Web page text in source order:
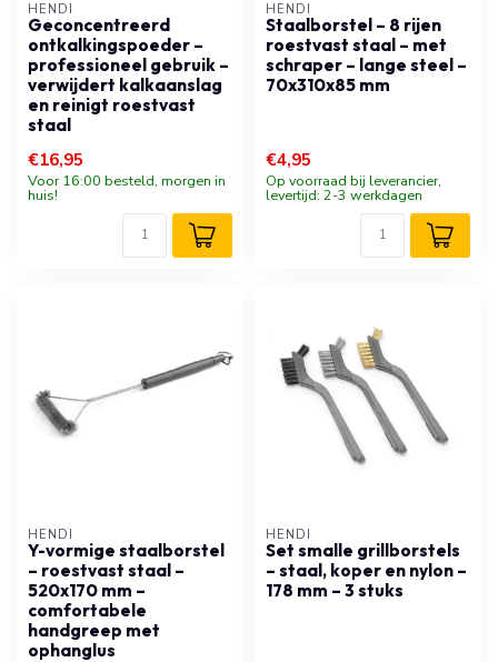
HENDI
Geconcentreerd
ontkalkingspoeder –
professioneel gebruik –
verwijdert kalkaanslag
en reinigt roestvast
staal
€16,95
Voor 16:00 besteld, morgen in
huis!
HENDI
Staalborstel – 8 rijen
roestvast staal – met
schraper – lange steel –
70x310x85 mm
€4,95
Op voorraad bij leverancier,
levertijd: 2-3 werkdagen
HENDI
Y-vormige staalborstel
– roestvast staal –
520x170 mm –
comfortabele
handgreep met
ophanglus
HENDI
Set smalle grillborstels
– staal, koper en nylon –
178 mm – 3 stuks